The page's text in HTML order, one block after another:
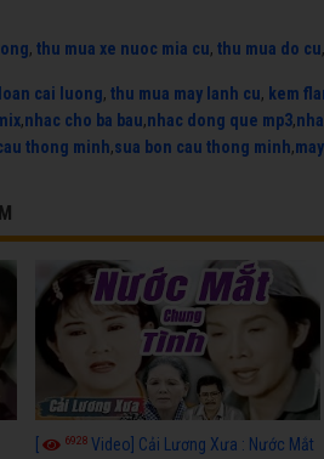
, thu mua xe nuoc mia cu, thu mua do cu,
cai luong, thu mua may lanh cu, kem
,nhac cho ba bau,nhac dong que mp3,
thong minh,sua bon cau thong minh,
6928 Video] Cải Lương Xưa : Nước Mắt